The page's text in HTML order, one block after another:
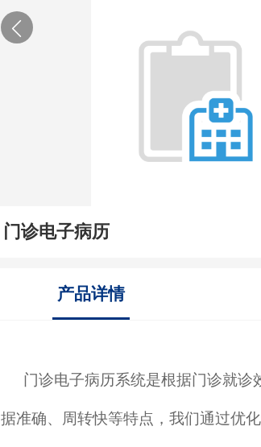
门诊电子病历
产品详情
门诊电子病历系统是根据门诊就诊
据准确、周转快等特点，我们通过优